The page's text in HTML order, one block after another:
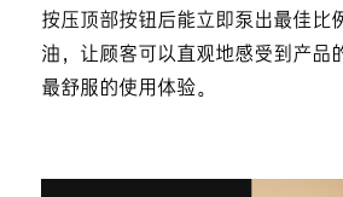
按压顶部按钮后能立即泵出最佳比
油，让顾客可以直观地感受到产品
最舒服的使用体验。